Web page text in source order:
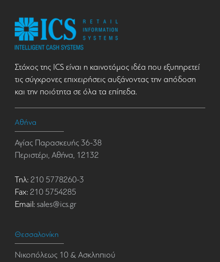
Στόχος της ICS είναι η καινοτόμος ιδέα που εξυπηρετεί
τις σύγχρονες επιχειρήσεις αυξάνοντας την απόδοση
και την ποιότητα σε όλα τα επίπεδα.
Αθήνα
Αγίας Παρασκευής 36-38
Περιστέρι, Αθήνα, 12132
Τηλ: 210 5778260-3
Fax: 210 5754285
Email: sales@ics.gr
Θεσσαλονίκη
Νικοπόλεως 10 & Ασκληπιού